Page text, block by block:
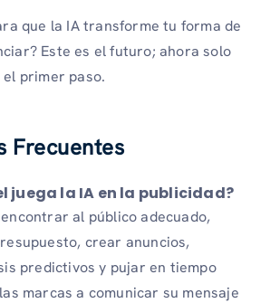
que la IA transforme tu forma de
Este es el futuro; ahora solo
primer paso.
Frecuentes
juega la IA en la publicidad?
al público adecuado,
crear anuncios,
predictivos y pujar en tiempo
marcas a comunicar su mensaje